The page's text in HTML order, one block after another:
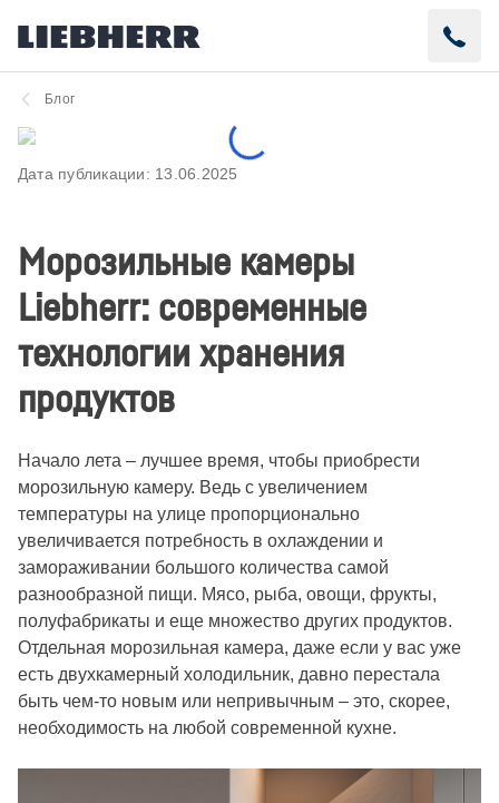
Блог
Дата публикации: 13.06.2025
Морозильные камеры
Liebherr: современные
технологии хранения
продуктов
Начало лета – лучшее время, чтобы приобрести
морозильную камеру. Ведь с увеличением
температуры на улице пропорционально
увеличивается потребность в охлаждении и
замораживании большого количества самой
разнообразной пищи. Мясо, рыба, овощи, фрукты,
полуфабрикаты и еще множество других продуктов.
Отдельная морозильная камера, даже если у вас уже
есть двухкамерный холодильник, давно перестала
быть чем-то новым или непривычным – это, скорее,
необходимость на любой современной кухне.